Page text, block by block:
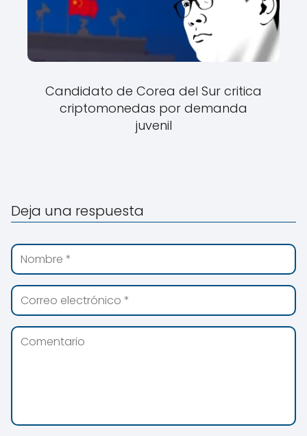
Candidato de Corea del Sur critica
criptomonedas por demanda
juvenil
Deja una respuesta